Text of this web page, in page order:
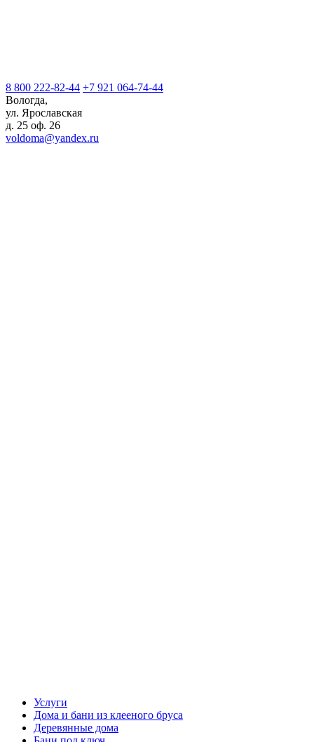
8 800 222-82-44 +7 921 064-74-44
Вологда,
ул. Ярославская
д. 25 оф. 26
voldoma@yandex.ru
Услуги
Дома и бани из клееного бруса
Деревянные дома